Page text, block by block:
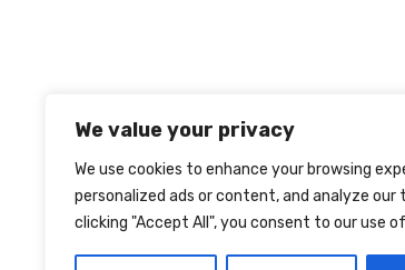
We value your privacy
We use cookies to enhance your browsing
personalized ads or content, and analyze our
clicking "Accept All", you consent to our use